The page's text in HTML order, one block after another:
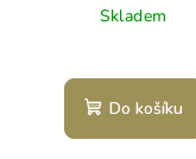
Skladem
Do košíku